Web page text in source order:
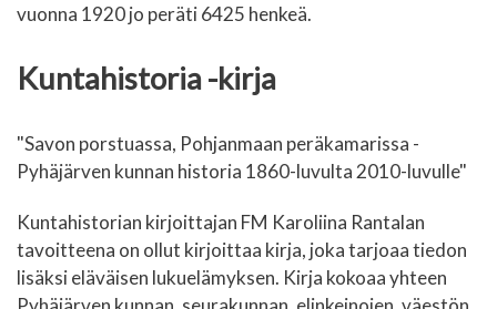
vuonna 1920 jo peräti 6425 henkeä.
Kuntahistoria -kirja
"Savon porstuassa, Pohjanmaan peräkamarissa -
Pyhäjärven kunnan historia 1860-luvulta 2010-luvulle"
Kuntahistorian kirjoittajan FM Karoliina Rantalan
tavoitteena on ollut kirjoittaa kirja, joka tarjoaa tiedon
lisäksi eläväisen lukuelämyksen. Kirja kokoaa yhteen